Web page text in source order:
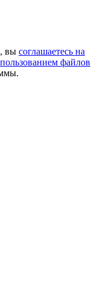
вы соглашаетесь на
файлов